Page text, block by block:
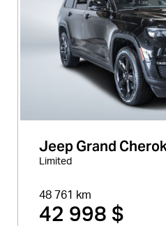
Jeep Grand
Limited
48 761 km
42 998 $